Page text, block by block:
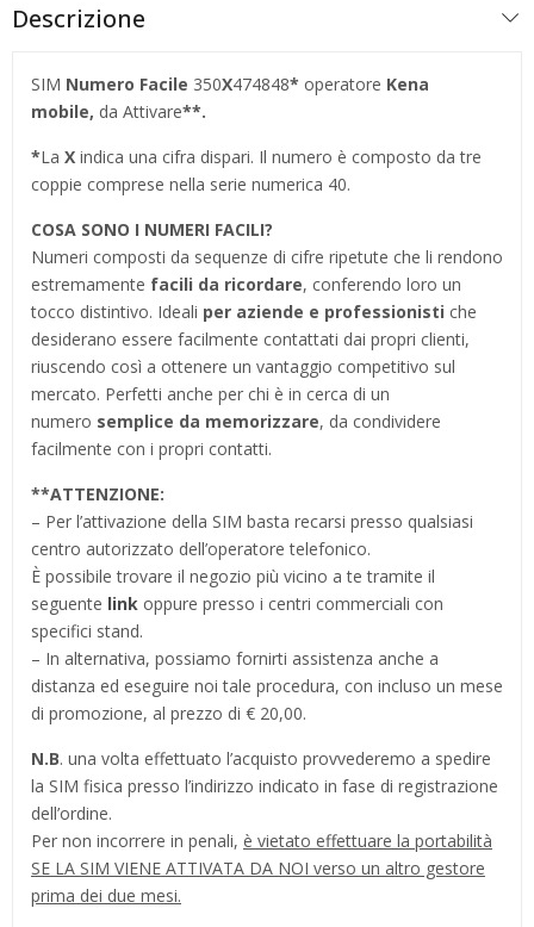
Descrizione
SIM Numero Facile 350X474848* operatore Kena
mobile, da Attivare**.
*La X indica una cifra dispari. Il numero è composto da tre
coppie comprese nella serie numerica 40.
COSA SONO I NUMERI FACILI?
Numeri composti da sequenze di cifre ripetute che li rendono
estremamente facili da ricordare, conferendo loro un
tocco distintivo. Ideali per aziende e professionisti che
desiderano essere facilmente contattati dai propri clienti,
riuscendo così a ottenere un vantaggio competitivo sul
mercato. Perfetti anche per chi è in cerca di un
numero semplice da memorizzare, da condividere
facilmente con i propri contatti.
**ATTENZIONE:
– Per l’attivazione della SIM basta recarsi presso qualsiasi
centro autorizzato dell’operatore telefonico.
È possibile trovare il negozio più vicino a te tramite il
seguente link oppure presso i centri commerciali con
specifici stand.
– In alternativa, possiamo fornirti assistenza anche a
distanza ed eseguire noi tale procedura, con incluso un mese
di promozione, al prezzo di € 20,00.
N.B. una volta effettuato l’acquisto provvederemo a spedire
la SIM fisica presso l’indirizzo indicato in fase di registrazione
dell’ordine.
Per non incorrere in penali, è vietato effettuare la portabilità
SE LA SIM VIENE ATTIVATA DA NOI verso un altro gestore
prima dei due mesi.